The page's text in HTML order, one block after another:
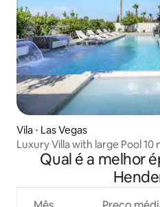
Vila ⋅ Las Vegas
Luxury Villa with large Pool
Qual é a melhor